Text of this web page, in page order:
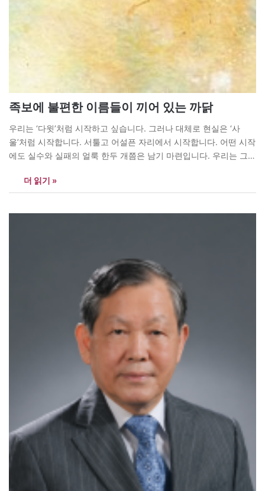
족보에 불편한 이름들이 끼어 있는 까닭
우리는 ‘다윗’처럼 시작하고 싶습니다. 그러나 대체로 현실은 ‘사
울’처럼 시작합니다. 서툴고 어설픈 자리에서 시작합니다. 어떤 시작
에도 실수와 실패의 얼룩 한두 개쯤은 남기 마련입니다. 우리는 그
다. 부끄러웠던 시절은 예외였다고 괄호 안에 넣어 두고 싶어 합니
다. 그러나 하나님은 그것을 부끄러워하지 않으십니다. 괄호 속에…
더 읽기 »